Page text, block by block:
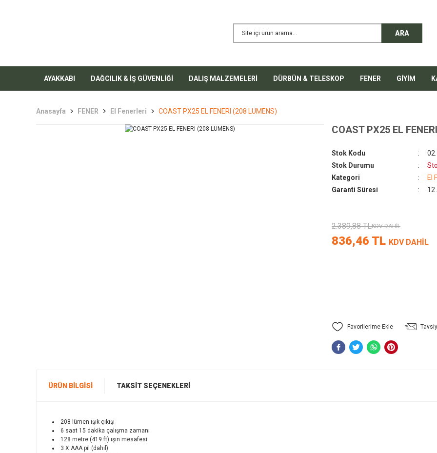
ARA
AYAKKABI DAĞCILIK & İŞ GÜVENLİĞİ DALIŞ MALZEMELERİ DÜRBÜN & TELESKOP FENER GİYİM
Anasayfa FENER El Fenerleri COAST PX25 EL FENERI (208 LUMENS)
COAST PX25 EL
Stok Kodu
Stok Durumu
Kategori
El
Garanti Süresi
12
836,46 TL KDV DAHİL
2.389,88 TLKDV DAHİL
ÜRÜN BILGISI TAKSIT SEÇENEKLERI
208 lümen ışık çıkışı
6 saat 15 dakika çalışma zamanı
1 28 metre (419ft) ışın mesafesi
3 X AAA pil (dahil )